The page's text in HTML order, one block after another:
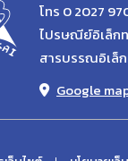
โทร 0 2027
ไปรษณีย์อิเล็ก
สารบรรณอิเล็
Google